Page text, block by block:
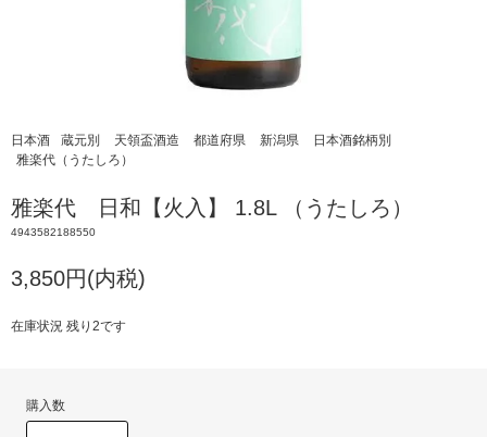
日本酒 蔵元別 天領盃酒造 都道府県 新潟県
日本酒銘柄別
雅楽代（うたしろ）
雅楽代 日和【火入】 1.8L （うたしろ）
4943582188550
3,850円(内税)
在庫状況 残り2です
購入数